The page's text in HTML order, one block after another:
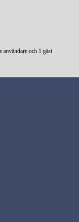
användare och 1 gäst